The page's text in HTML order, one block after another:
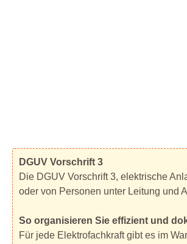
DGUV Vorschrift 3
Die DGUV Vorschrift 3, elektrische
oder von Personen unter Leitung und
So organisieren Sie effizient und
Für jede Elektrofachkraft gibt es im